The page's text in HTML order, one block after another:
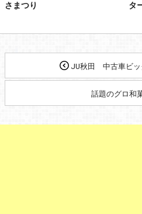
さまつり
タ
JU秋田 中古車ビッ
話題のグロ和